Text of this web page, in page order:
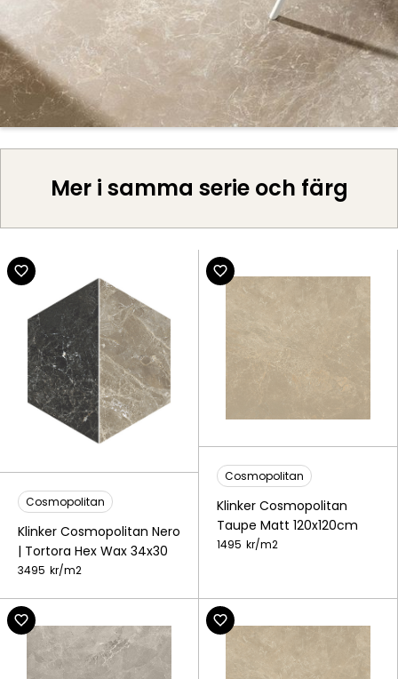
Mer i samma serie och färg
Cosmopolitan
Klinker Cosmopolitan Nero
| Tortora Hex Wax 34x30
3495 kr/m2
Cosmopolitan
Klinker Cosmopolitan
Taupe Matt 120x120cm
1495 kr/m2